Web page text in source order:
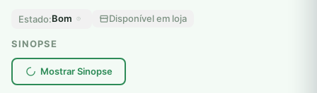
Estado:Bom Disponível em loja
SINOPSE
Mostrar Sinopse